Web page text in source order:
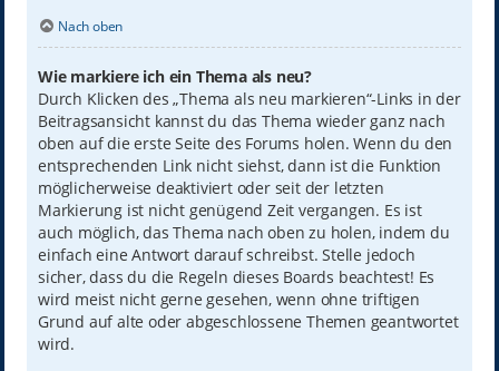
Nach oben
Wie markiere ich ein Thema als neu?
Durch Klicken des „Thema als neu markieren“-Links in der
Beitragsansicht kannst du das Thema wieder ganz nach
oben auf die erste Seite des Forums holen. Wenn du den
entsprechenden Link nicht siehst, dann ist die Funktion
möglicherweise deaktiviert oder seit der letzten
Markierung ist nicht genügend Zeit vergangen. Es ist
auch möglich, das Thema nach oben zu holen, indem du
einfach eine Antwort darauf schreibst. Stelle jedoch
sicher, dass du die Regeln dieses Boards beachtest! Es
wird meist nicht gerne gesehen, wenn ohne triftigen
Grund auf alte oder abgeschlossene Themen geantwortet
wird.